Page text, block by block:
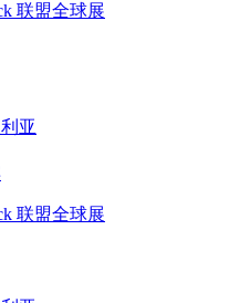
联盟全球展
亚
联盟全球展